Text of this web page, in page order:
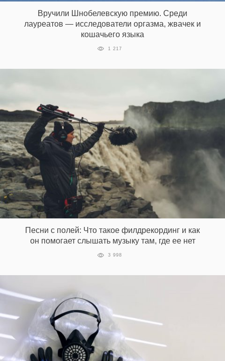
Вручили Шнобелевскую премию. Среди
лауреатов — исследователи оргазма, жвачек и
кошачьего языка
1 217
Песни с полей: Что такое филдрекординг и как
он помогает слышать музыку там, где ее нет
3 998